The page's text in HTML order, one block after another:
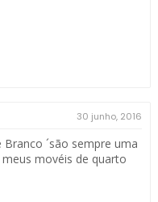
30 junho, 2016
´são sempre uma
movéis de quarto